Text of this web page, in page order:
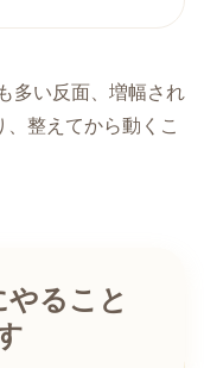
多い反面、増幅され
整えてから動くこ
やること